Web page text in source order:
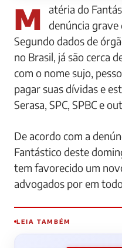
Matéria do Fantástico sobre advogados, faz
denúncia grave
Segundo dados de
no Brasil, já são cerca
com o nome sujo,
pagar suas dívidas e
Serasa, SPC, SPBC e
De acordo com a
Fantástico deste
tem favorecido um
advogados por em
LEIA TAMBÉM